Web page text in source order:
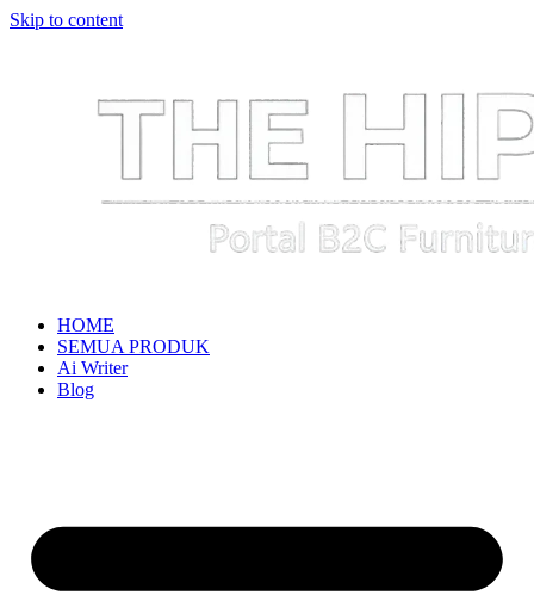
Skip to content
HOME
SEMUA PRODUK
Ai Writer
Blog